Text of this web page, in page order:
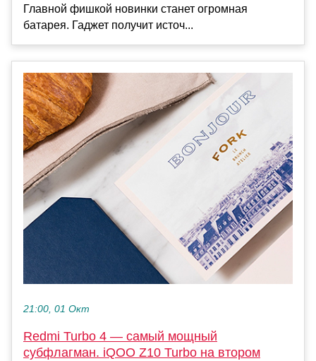
Главной фишкой новинки станет огромная
батарея. Гаджет получит источ...
21:00, 01 Окт
Redmi Turbo 4 — самый мощный
субфлагман. iQOO Z10 Turbo на втором